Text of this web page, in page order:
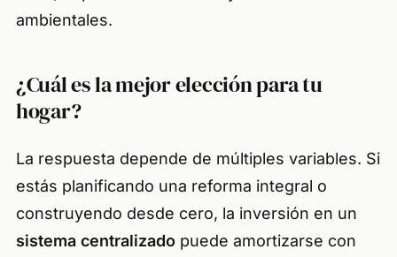
ambientales.
¿Cuál es la mejor elección para tu
hogar?
La respuesta depende de múltiples variables. Si
estás planificando una reforma integral o
construyendo desde cero, la inversión en un
sistema centralizadopuede amortizarse con